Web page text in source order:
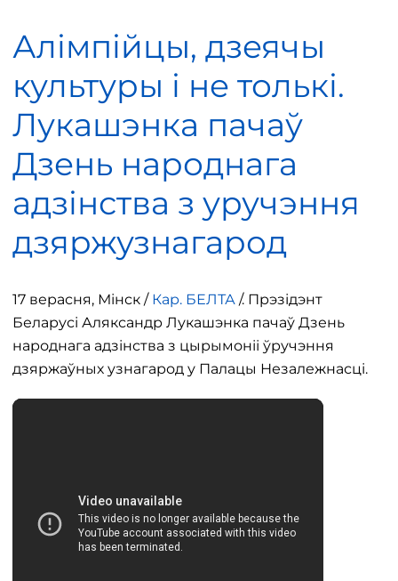
Алімпійцы, дзеячы
культуры і не толькі.
Лукашэнка пачаў
Дзень народнага
адзінства з уручэння
дзяржузнагарод
17 верасня, Мінск / Кар. БЕЛТА /. Прэзідэнт
Беларусі Аляксандр Лукашэнка пачаў Дзень
народнага адзінства з цырымоніі ўручэння
дзяржаўных узнагарод у Палацы Незалежнасці.